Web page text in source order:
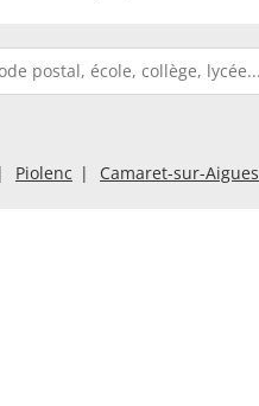
Piolenc Camaret-sur-Aigues